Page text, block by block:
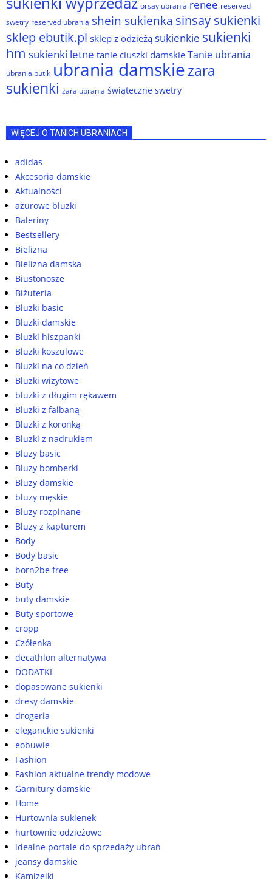
orsay ubrania renee reserved
swetry reserved ubrania shein sukienka sinsay sukienki
sklep ebutik.pl sklep z odzieżą sukienkie sukienki
hm sukienki letne tanie ciuszki damskie Tanie ubrania
ubrania butik ubrania damskiezara
sukienki zara ubrania świąteczne swetry
WIĘCEJ O TANICH UBRANIACH
adidas
Akcesoria damskie
Aktualności
ażurowe bluzki
Baleriny
Bestsellery
Bielizna
Bielizna damska
Biustonosze
Biżuteria
Bluzki basic
Bluzki damskie
Bluzki hiszpanki
Bluzki koszulowe
Bluzki na co dzień
Bluzki wizytowe
bluzki z długim rękawem
Bluzki z falbaną
Bluzki z koronką
Bluzki z nadrukiem
Bluzy basic
Bluzy bomberki
Bluzy damskie
bluzy męskie
Bluzy rozpinane
Bluzy z kapturem
Body
Body basic
born2be free
Buty
buty damskie
Buty sportowe
cropp
Czółenka
decathlon alternatywa
DODATKI
dopasowane sukienki
dresy damskie
drogeria
eleganckie sukienki
eobuwie
Fashion
Fashion aktualne trendy modowe
Garnitury damskie
Home
Hurtownia sukienek
hurtownie odzieżowe
idealne portale do sprzedaży ubrań
jeansy damskie
Kamizelki